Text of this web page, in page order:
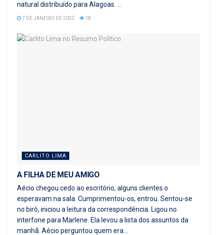
natural distribuído para Alagoas. ...
7 DE JANEIRO DE 2022 18
CARLITO LIMA
A FILHA DE MEU AMIGO
Aécio chegou cedo ao escritório, alguns clientes o
esperavam na sala. Cumprimentou-os, entrou. Sentou-se
no birô, iniciou a leitura da correspondência. Ligou no
interfone para Marlene. Ela levou a lista dos assuntos da
manhã. Aécio perguntou quem era...